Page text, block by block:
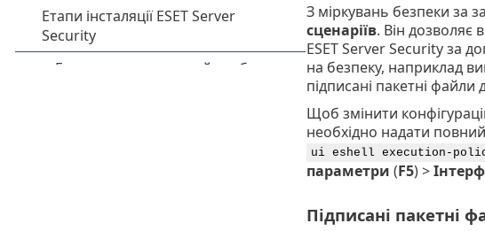
З міркувань безпеки за
сценаріїв. Він дозволяє
ESET Server Security за
на безпеку, наприклад
підписані пакетні
Щоб змінити
необхідно надати
ui eshell execution-
параметри (F5) >
Підписані пакетні